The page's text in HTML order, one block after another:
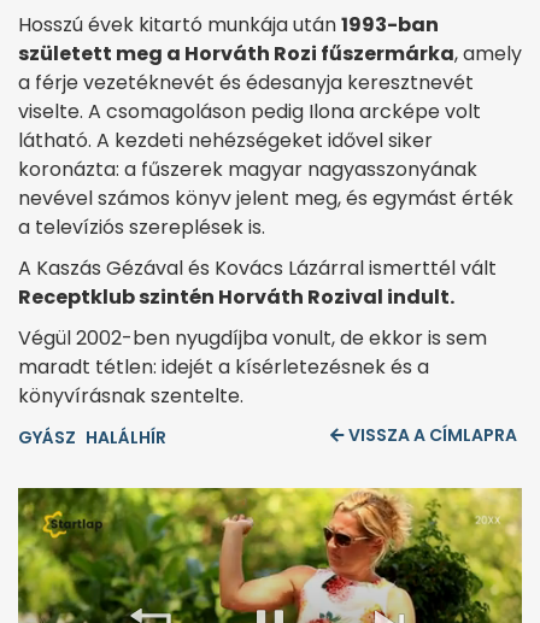
Hosszú évek kitartó munkája után1993-ban
született meg a Horváth Rozi fűszermárka, amely
a férje vezetéknevét és édesanyja keresztnevét
viselte. A csomagoláson pedig Ilona arcképe volt
látható. A kezdeti nehézségeket idővel siker
koronázta: a fűszerek magyar nagyasszonyának
nevével számos könyv jelent meg, és egymást érték
a televíziós szereplések is.
A Kaszás Gézával és Kovács Lázárral ismerttél vált
Receptklub szintén Horváth Rozival indult.
Végül 2002-ben nyugdíjba vonult, de ekkor is sem
maradt tétlen: idejét a kísérletezésnek és a
könyvírásnak szentelte.
GYÁSZ HALÁLHÍR VISSZA A CÍMLAPRA